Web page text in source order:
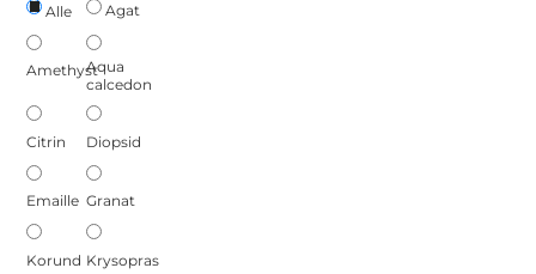
Alle Agat
AmethystAqua
calcedon
Citrin Diopsid
Emaille Granat
Korund Krysopras